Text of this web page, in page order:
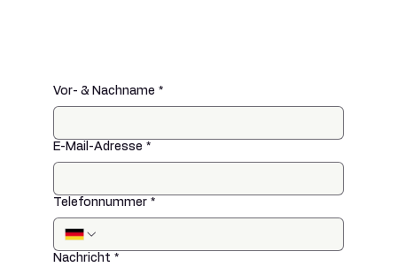
Vor- & Nachname *
E-Mail-Adresse *
Telefonnummer *
Nachricht *